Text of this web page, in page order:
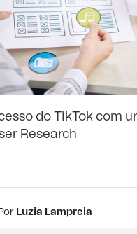
do TikTok com
Research
Por Luzia Lampreia